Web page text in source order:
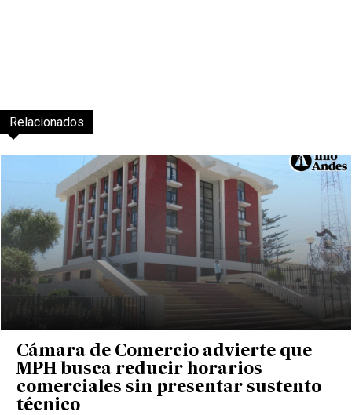
Relacionados
Cámara de Comercio advierte que
MPH busca reducir horarios
comerciales sin presentar sustento
técnico